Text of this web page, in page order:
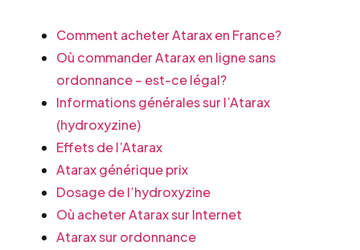
Comment acheter Atarax en France?
Où commander Atarax en ligne sans
ordonnance – est-ce légal?
Informations générales sur l’Atarax
(hydroxyzine)
Effets de l’Atarax
Atarax générique prix
Dosage de l’hydroxyzine
Où acheter Atarax sur Internet
Atarax sur ordonnance